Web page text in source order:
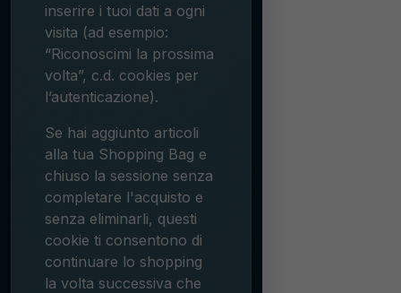
inserire i tuoi dati a ogni
visita (ad esempio:
“Riconoscimi la prossima
volta”, c.d. cookies per
l’autenticazione).
Se hai aggiunto articoli
alla tua Shopping Bag e
chiuso la sessione senza
completare l'acquisto e
senza eliminarli, questi
cookie ti consentono di
continuare lo shopping
la volta successiva che